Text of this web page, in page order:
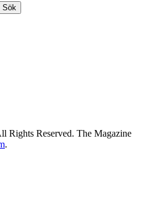
Rights Reserved. The Magazine
.